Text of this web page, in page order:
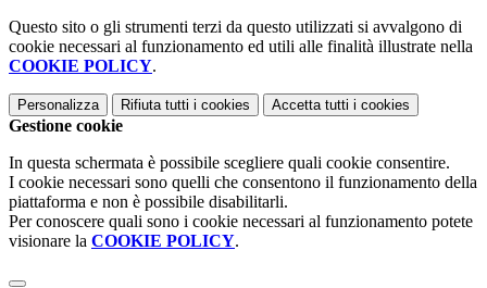
Questo sito o gli strumenti terzi da questo utilizzati si avvalgono di
cookie necessari al funzionamento ed utili alle finalità illustrate nella
COOKIE POLICY.
Personalizza Rifiuta tutti i cookies Accetta tutti i cookies
Gestione cookie
In questa schermata è possibile scegliere quali cookie consentire.
I cookie necessari sono quelli che consentono il funzionamento della
piattaforma e non è possibile disabilitarli.
Per conoscere quali sono i cookie necessari al funzionamento potete
visionare la COOKIE POLICY.